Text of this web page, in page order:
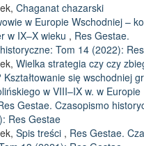
Chaganat chazarski
w Europie Wschodniej –
w IX–X wieku , Res Gestae.
Tom 14 (2022):
Wielka strategia czy czy
się wschodniej
w VIII–IX w. w Europie
Gestae. Czasopismo
Res Gestae
Spis treści , Res Gestae.